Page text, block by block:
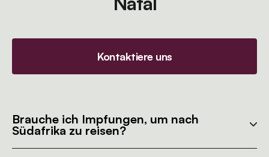
Kontaktiere uns
Brauche ich Impfungen, um nach
Südafrika zu reisen?